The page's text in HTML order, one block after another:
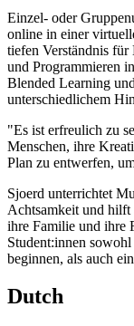
Einzel- oder
online in einer
tiefen Verständnis für
und Programmieren
Blended Learning
unterschiedlichem
"Es ist erfreulich zu
Menschen, ihre
Plan zu entwerfen,
Sjoerd unterrichtet
Achtsamkeit und hilft
ihre Familie und ihre
Student:innen
beginnen, als auch
Dutch